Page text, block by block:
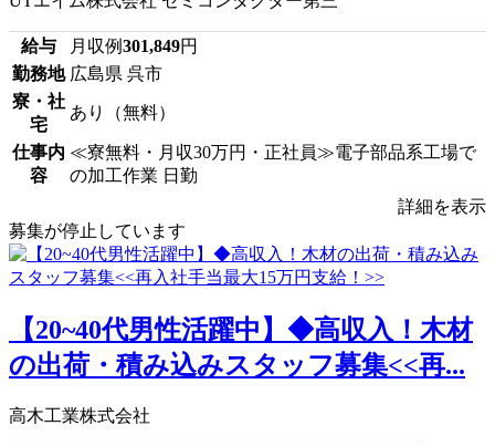
給与 月収例301,849円
勤務地 広島県 呉市
寮・社
宅
あり（無料）
仕事内
容
≪寮無料・月収30万円・正社員≫電子部品系工場で
の加工作業 日勤
詳細を表示
募集が停止しています
【20~40代男性活躍中】◆高収入！木材
の出荷・積み込みスタッフ募集<<再...
高木工業株式会社